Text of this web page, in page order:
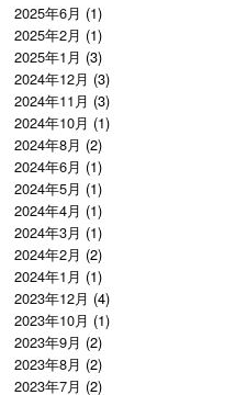
2025年6月 (1)
2025年2月 (1)
2025年1月 (3)
2024年12月 (3)
2024年11月 (3)
2024年10月 (1)
2024年8月 (2)
2024年6月 (1)
2024年5月 (1)
2024年4月 (1)
2024年3月 (1)
2024年2月 (2)
2024年1月 (1)
2023年12月 (4)
2023年10月 (1)
2023年9月 (2)
2023年8月 (2)
2023年7月 (2)